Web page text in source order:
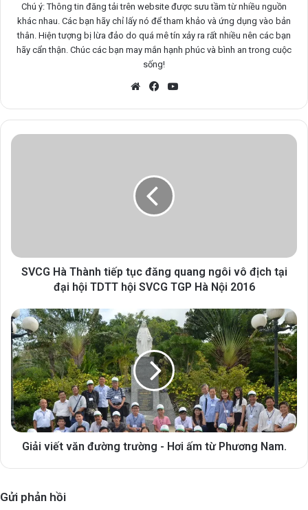
Chú ý: Thông tin đăng tải trên website được sưu tầm từ nhiều nguồn
khác nhau. Các bạn hãy chỉ lấy nó để tham khảo và ứng dụng vào bản
thân. Hiện tượng bị lừa đảo do quá mê tín xảy ra rất nhiều nên các bạn
hãy cẩn thận. Chúc các bạn may mắn hạnh phúc và bình an trong cuộc
sống!
WebsiteFacebook
SVCG Hà Thành tiếp tục đăng quang ngôi vô địch tại
đại hội TDTT hội SVCG TGP Hà Nội 2016
Giải viết văn đường trường - Hơi ấm từ Phương Nam.
Gửi phản hồi